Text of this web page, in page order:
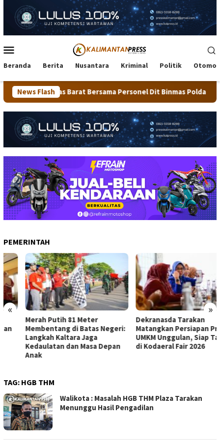
konten
Mobile
Beranda Berita Nusantara Kriminal Politik
News Flash
Bersama Personel Dit Binmas Polda Kaltara Salurkan Beras
PEMERINTAH
« »
Merah Putih 81 Meter
Membentang di Batas Negeri:
Langkah Kaltara Jaga
Kedaulatan dan Masa Depan
Dekranasda Tarakan
Matangkan Persiapan Produk
UMKM Unggulan, Siap Tampil
di Kodaeral Fair 2026
TAG: HGB THM
Walikota : Masalah HGB THM Plaza Tarakan
Menunggu Hasil Pengadilan